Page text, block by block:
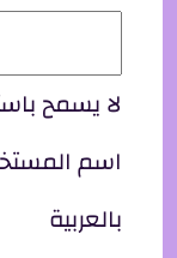
لا يسمح
اسم
بالعربية